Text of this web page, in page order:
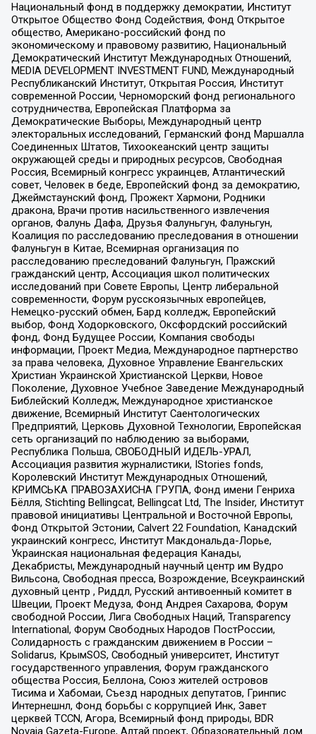
Национальный фонд в поддержку демократии, Институт
Открытое Общество Фонд Содействия, Фонд Открытое
общество, Американо-российский фонд по
экономическому и правовому развитию, Национальный
Демократический Институт Международных Отношений,
MEDIA DEVELOPMENT INVESTMENT FUND, Международный
Республиканский Институт, Открытая Россия, Институт
современной России, Черноморский фонд регионального
сотрудничества, Европейская Платформа за
Демократические Выборы, Международный центр
электоральных исследований, Германский фонд Маршалла
Соединенных Штатов, Тихоокеанский центр защиты
окружающей среды и природных ресурсов, Свободная
Россия, Всемирный конгресс украинцев, Атлантический
совет, Человек в беде, Европейский фонд за демократию,
Джеймстаунский фонд, Прожект Хармони, Родники
дракона, Врачи против насильственного извлечения
органов, Фалунь Дафа, Друзья Фалуньгун, Фалуньгун,
Коалиция по расследованию преследования в отношении
Фалуньгун в Китае, Всемирная организация по
расследованию преследований Фалуньгун, Пражский
гражданский центр, Ассоциация школ политических
исследований при Совете Европы, Центр либеральной
современности, Форум русскоязычных европейцев,
Немецко-русский обмен, Бард колледж, Европейский
выбор, Фонд Ходорковского, Оксфордский российский
фонд, Фонд Будущее России, Компания свободы
информации, Проект Медиа, Международное партнерство
за права человека, Духовное Управление Евангельских
Христиан Украинской Христианской Церкви, Новое
Поколение, Духовное Учебное Заведение Международный
Библейский Колледж, Международное христианское
движение, Всемирный Институт Саентологических
Предприятий, Церковь Духовной Технологии, Европейская
сеть организаций по наблюдению за выборами,
Республика Польша, СВОБОДНЫЙ ИДЕЛЬ-УРАЛ,
Ассоциация развития журналистики, IStories fonds,
Королевский Институт Международных Отношений,
КРИМСЬКА ПРАВОЗАХИСНА ГРУПА, Фонд имени Генриха
Бёлля, Stichting Bellingcat, Bellingcat Ltd, The Insider, Институт
правовой инициативы Центральной и Восточной Европы,
Фонд Открытой Эстонии, Calvert 22 Foundation, Канадский
украинский конгресс, Институт Макдональда-Лорье,
Украинская национальная федерация Канады,
Декабристы, Международный научный центр им Вудро
Вильсона, Свободная пресса, Возрождение, Всеукраинский
духовный центр , Риддл, Русский антивоенный комитет в
Швеции, Проект Медуза, Фонд Андрея Сахарова, Форум
свободной России, Лига Свободных Наций, Transparеncy
International, Форум Свободных Народов ПостРоссии,
Солидарность с гражданским движением в России –
Solidarus, КрымSOS, Свободный университет, Институт
государственного управления, Форум гражданского
общества Россия, Беллона, Союз жителей островов
Тисима и Хабомаи, Съезд народных депутатов, Гринпис
Интернешнл, Фонд борьбы с коррупцией Инк, Завет
церквей TCCN, Агора, Всемирный фонд природы, BDR
Novaja Gazeta-Europe, Алтай проект, Образовательный дом